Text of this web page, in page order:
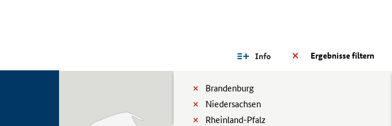
Ergebnisse filtern
Info
Brandenburg
Niedersachsen
Rheinland-Pfalz